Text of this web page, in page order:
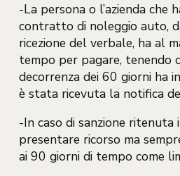
-La persona o l’azienda
contratto di noleggio auto,
ricezione del verbale, ha al
tempo per pagare, tenendo
decorrenza dei 60 giorni ha
è stata ricevuta la notifica
-In caso di sanzione ritenuta
presentare ricorso ma
ai 90 giorni di tempo come